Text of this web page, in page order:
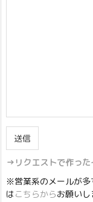
→リクエストで作った
※営業系のメールが多
はこちらからお願いし